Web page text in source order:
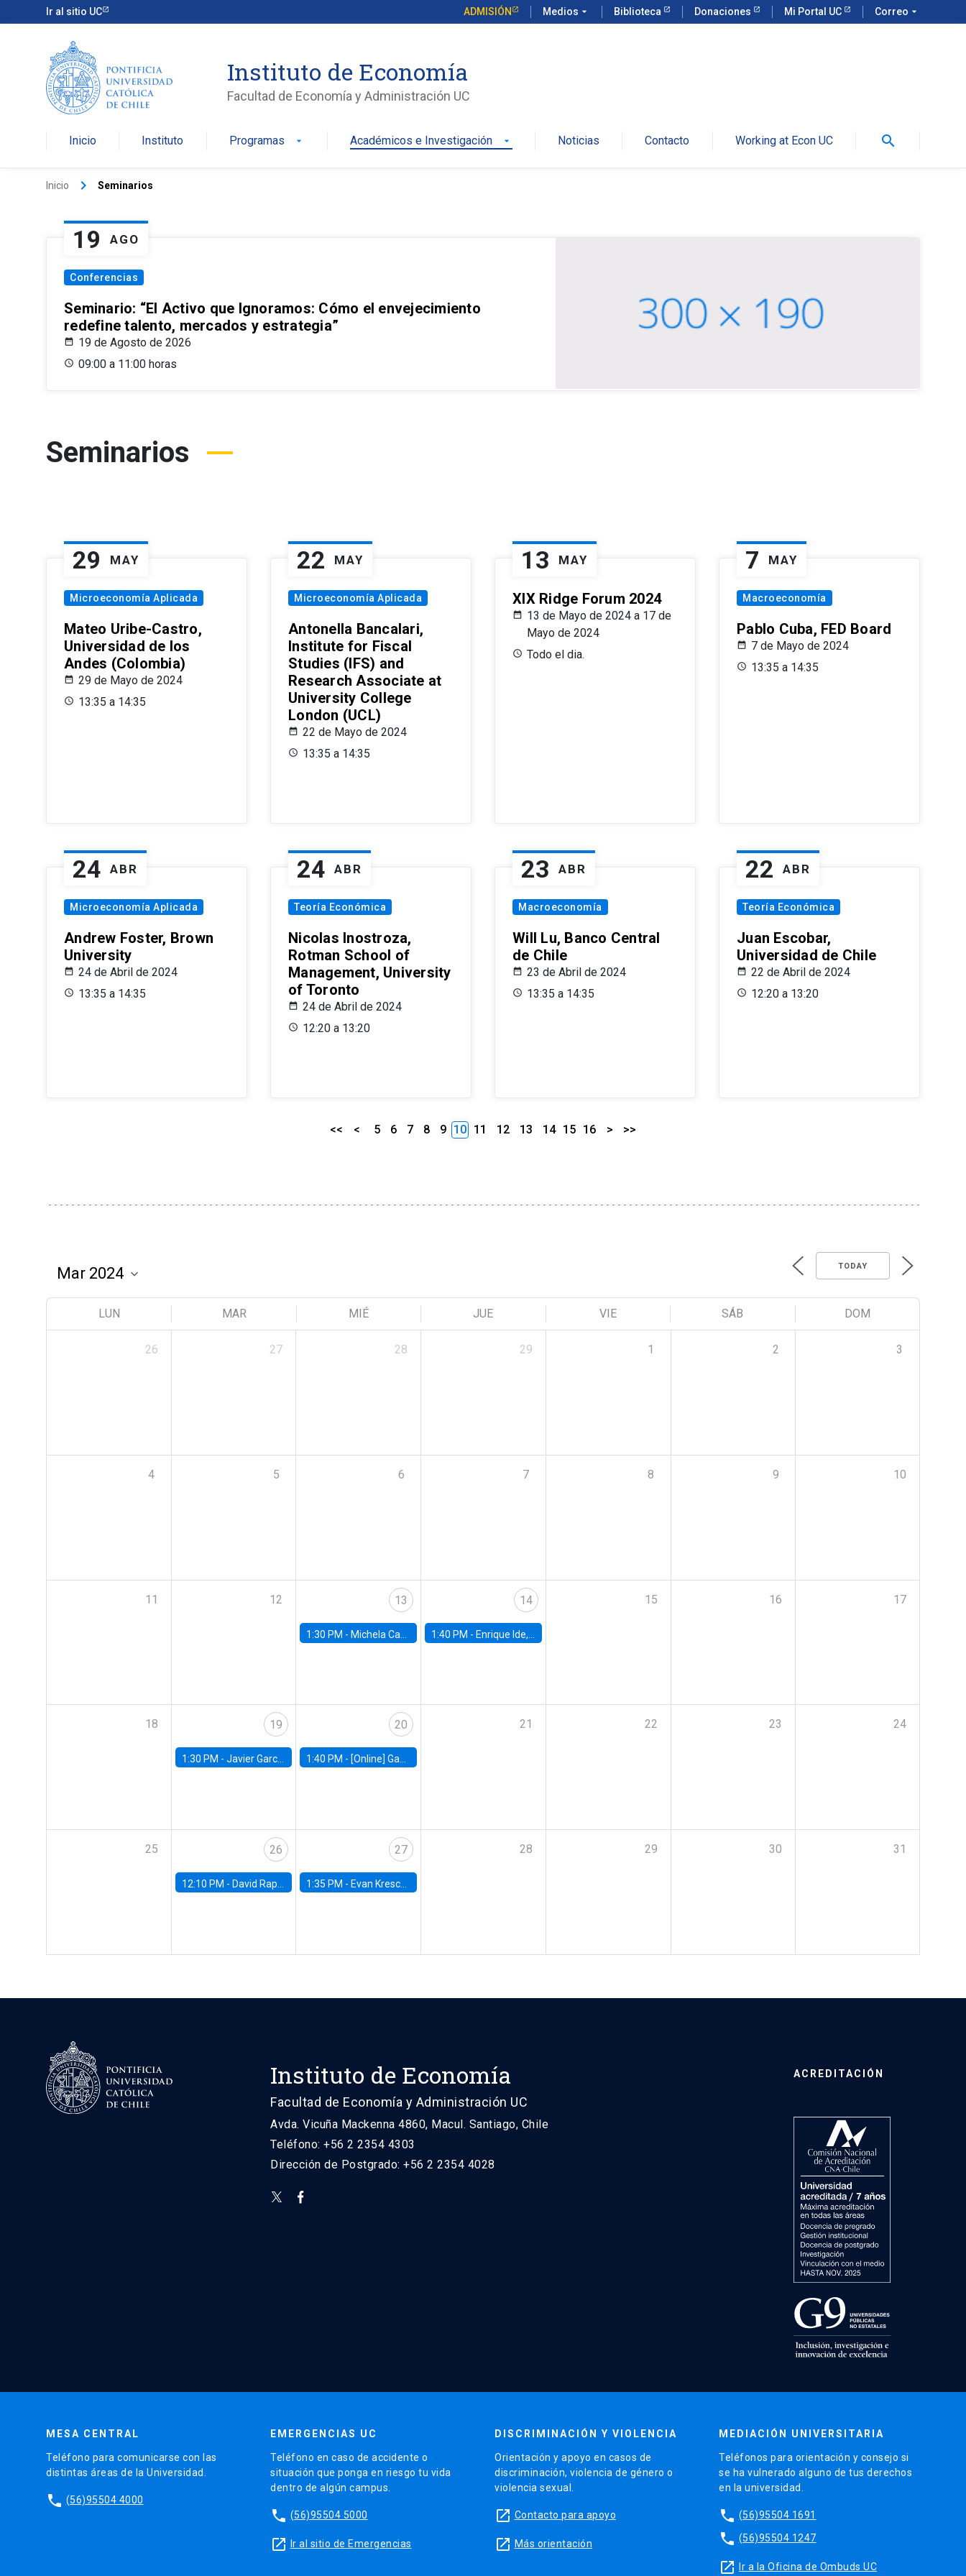
Ir al sitio UC ADMISIÓN Medios arrow_drop_down Biblioteca Donaciones Mi Portal UC Correo arrow_drop_down
Instituto de Economía
Facultad de Economía y Administración UC
Inicio Instituto Programas arrow_drop_down Académicos e Investigación arrow_drop_down Noticias Contacto Working at Econ UC search
Inicio keyboard_arrow_right Seminarios
19 AGO
Conferencias
Seminario: “El Activo que Ignoramos: Cómo el envejecimiento
redefine talento, mercados y estrategia”
19 de Agosto de 2026
09:00 a 11:00 horas
Seminarios
29 MAY
Microeconomía Aplicada
Mateo Uribe-Castro,
Universidad de los
Andes (Colombia)
29 de Mayo de 2024
13:35 a 14:35
22 MAY
Microeconomía Aplicada
Antonella Bancalari,
Institute for Fiscal
Studies (IFS) and
Research Associate at
University College
London (UCL)
22 de Mayo de 2024
13:35 a 14:35
13 MAY
XIX Ridge Forum 2024
13 de Mayo de 2024 a 17 de
Mayo de 2024
Todo el dia.
7 MAY
Macroeconomía
Pablo Cuba, FED Board
7 de Mayo de 2024
13:35 a 14:35
24 ABR
Microeconomía Aplicada
Andrew Foster, Brown
University
24 de Abril de 2024
13:35 a 14:35
24 ABR
Teoría Económica
Nicolas Inostroza,
Rotman School of
Management, University
of Toronto
24 de Abril de 2024
12:20 a 13:20
23 ABR
Macroeconomía
Will Lu, Banco Central
de Chile
23 de Abril de 2024
13:35 a 14:35
22 ABR
Teoría Económica
Juan Escobar,
Universidad de Chile
22 de Abril de 2024
12:20 a 13:20
<< < 5 6 7 8 9 10 11 12 13 14 15 16 > >>
TODAY
LUN MAR MIÉ JUE VIE SÁB DOM
26 27 28 29 1 2 3
4 5 6 7 8 9 10
11 12 13
1:30 PM - Michela Carlana, Harvard Kennedy School
14
1:40 PM - Enrique Ide, IESE
15 16 17
18 19
1:30 PM - Javier Garcia Cicco, Universidad de San Andres
20
1:40 PM - [Online] Gabriel Englander, World Bank
21 22 23 24
25 26
12:10 PM - David Rappoport, FED Board
27
1:35 PM - Evan Kresch, Oberlin College
28 29 30 31
Instituto de Economía
Facultad de Economía y Administración UC
Avda. Vicuña Mackenna 4860, Macul. Santiago, Chile
Teléfono: +56 2 2354 4303
Dirección de Postgrado: +56 2 2354 4028
ACREDITACIÓN
MESA CENTRAL
Teléfono para comunicarse con las
distintas áreas de la Universidad.
phone (56)95504 4000
EMERGENCIAS UC
Teléfono en caso de accidente o
situación que ponga en riesgo tu vida
dentro de algún campus.
phone (56)95504 5000
launch Ir al sitio de Emergencias
DISCRIMINACIÓN Y VIOLENCIA
Orientación y apoyo en casos de
discriminación, violencia de género o
violencia sexual.
launch Contacto para apoyo
launch Más orientación
MEDIACIÓN UNIVERSITARIA
Teléfonos para orientación y consejo si
se ha vulnerado alguno de tus derechos
en la universidad.
phone (56)95504 1691
phone (56)95504 1247
launch Ir a la Oficina de Ombuds UC